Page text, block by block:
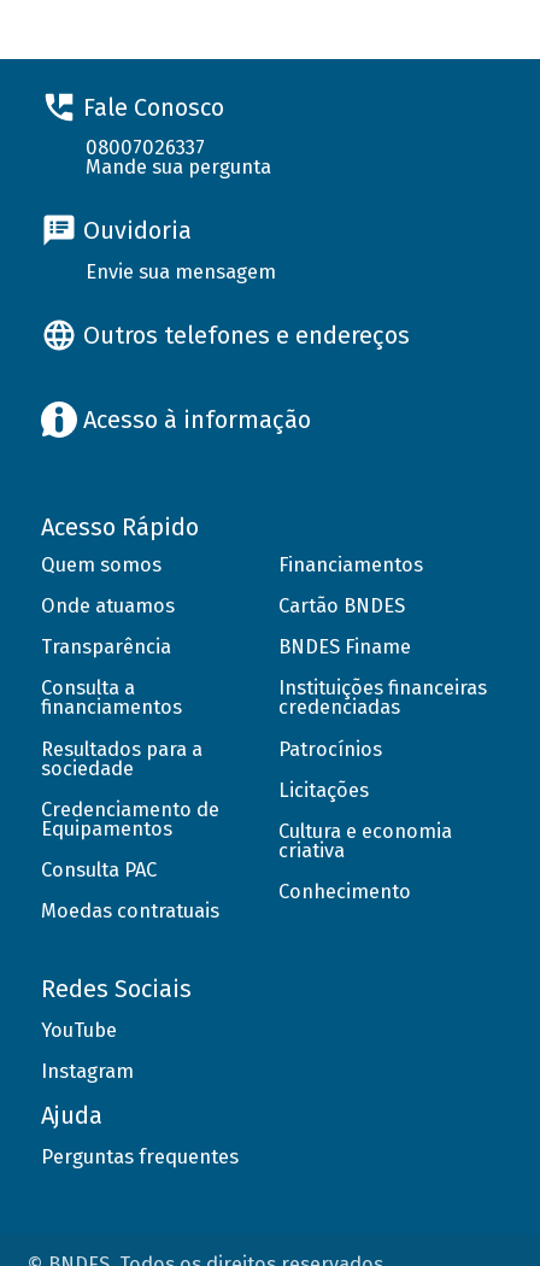
Fale Conosco
08007026337
Mande sua pergunta
Ouvidoria
Envie sua mensagem
Outros telefones e endereços
Acesso à informação
Acesso Rápido
Quem somos
Onde atuamos
Transparência
Consulta a
financiamentos
Resultados para a
sociedade
Credenciamento de
Equipamentos
Consulta PAC
Moedas contratuais
Financiamentos
Cartão BNDES
BNDES Finame
Instituições financeiras
credenciadas
Patrocínios
Licitações
Cultura e economia
criativa
Conhecimento
Redes Sociais
YouTube
Instagram
Ajuda
Perguntas frequentes